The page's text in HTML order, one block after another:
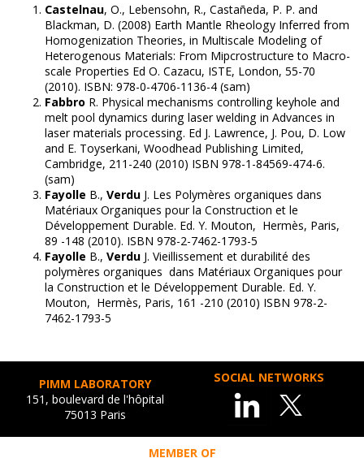
Castelnau, O., Lebensohn, R., Castañeda, P. P. and
Blackman, D. (2008) Earth Mantle Rheology Inferred from
Homogenization Theories, in Multiscale Modeling of
Heterogenous Materials: From Mipcrostructure to Macro-
scale Properties Ed O. Cazacu, ISTE, London, 55-70
(2010). ISBN: 978-0-4706-1136-4 (sam)
Fabbro R. Physical mechanisms controlling keyhole and
melt pool dynamics during laser welding in Advances in
laser materials processing. Ed J. Lawrence, J. Pou, D. Low
and E. Toyserkani, Woodhead Publishing Limited,
Cambridge, 211-240 (2010) ISBN 978-1-84569-474-6.
(sam)
Fayolle B., Verdu J. Les Polymères organiques dans
Matériaux Organiques pour la Construction et le
Développement Durable. Ed. Y. Mouton, Hermès, Paris,
89 -148 (2010). ISBN 978-2-7462-1793-5
Fayolle B., Verdu J. Vieillissement et durabilité des
polymères organiques dans Matériaux Organiques pour
la Construction et le Développement Durable. Ed. Y.
Mouton, Hermès, Paris, 161 -210 (2010) ISBN 978-2-
7462-1793-5
PIMM LABORATORY
151, boulevard de l'hôpital
75013 Paris
SOCIAL NETWORKS
MEMBER OF